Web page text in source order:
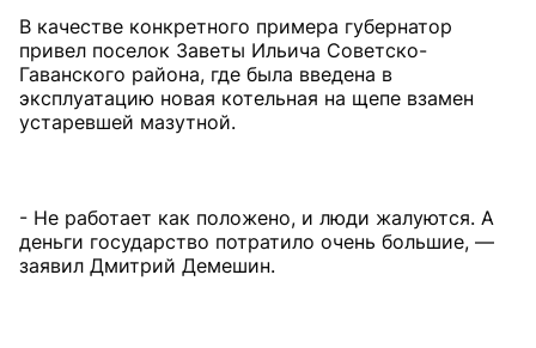
В качестве конкретного примера губернатор
привел поселок Заветы Ильича Советско-
Гаванского района, где была введена в
эксплуатацию новая котельная на щепе взамен
устаревшей мазутной.
- Не работает как положено, и люди жалуются. А
деньги государство потратило очень большие, —
заявил Дмитрий Демешин.